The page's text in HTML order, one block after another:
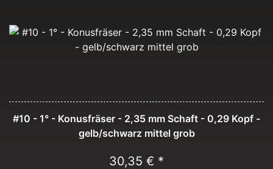
#10 - 1° - Konusfräser - 2,35 mm Schaft - 0,29 Kopf -
gelb/schwarz mittel grob
30,35 € *